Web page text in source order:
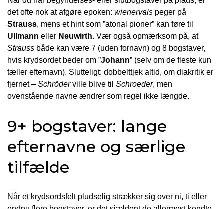
det ofte nok at afgøre epoken: wienervals peger på
Strauss, mens et hint som ”atonal pioner” kan føre til
Ullmann eller Neuwirth. Vær også opmærksom på, at
Strauss både kan være 7 (uden fornavn) og 8 bogstaver,
hvis krydsordet beder om ”Johann” (selv om de fleste kun
tæller efternavn). Slutteligt: dobbelttjek altid, om diakritik er
fjernet – Schröderville blive til Schroeder, men
ovenstående navne ændrer som regel ikke længde.
9+ bogstaver: lange
efternavne og særlige
tilfælde
Når et krydsordsfelt pludselig strækker sig over ni, ti eller